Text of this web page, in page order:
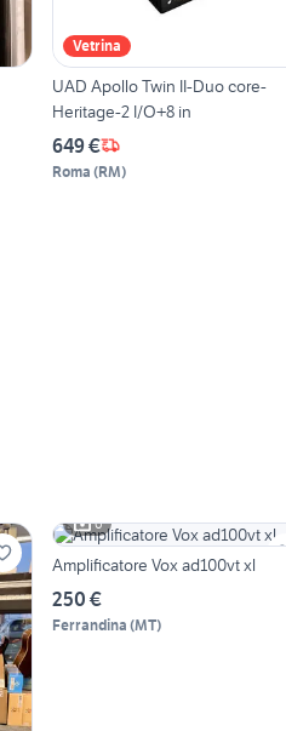
Vetrina
UAD Apollo Twin II-Duo core-
Heritage-2 I/O+8 in
649 €
Roma (RM)
6
Amplificatore Vox ad100vt xl
250 €
Ferrandina (MT)